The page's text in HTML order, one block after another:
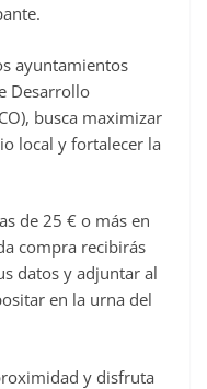
ayuntamientos
Desarrollo
busca maximizar
local y fortalecer la
de 25 € o más en
compra recibirás
datos y adjuntar al
en la urna del
y disfruta